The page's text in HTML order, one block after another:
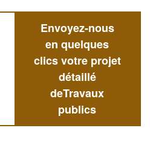
Envoyez-nous
en quelques
clics votre projet
détaillé
deTravaux
publics